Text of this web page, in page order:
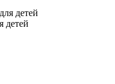
детей